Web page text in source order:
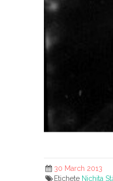
30 March 2013
Etichete Nichita